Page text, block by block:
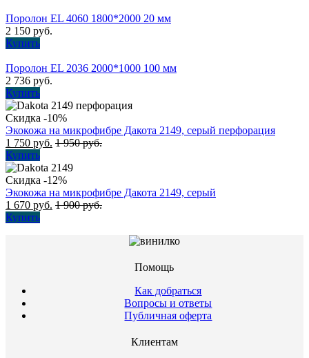
Поролон EL 4060 1800*2000 20 мм
2 150 руб.
Купить
Поролон EL 2036 2000*1000 100 мм
2 736 руб.
Купить
Скидка -10%
Экокожа на микрофибре Дакота 2149, серый перфорация
1 750 руб. 1 950руб.
Купить
Скидка -12%
Экокожа на микрофибре Дакота 2149, серый
1 670 руб. 1 900руб.
Купить
Помощь
Как добраться
Вопросы и ответы
Публичная оферта
Клиентам